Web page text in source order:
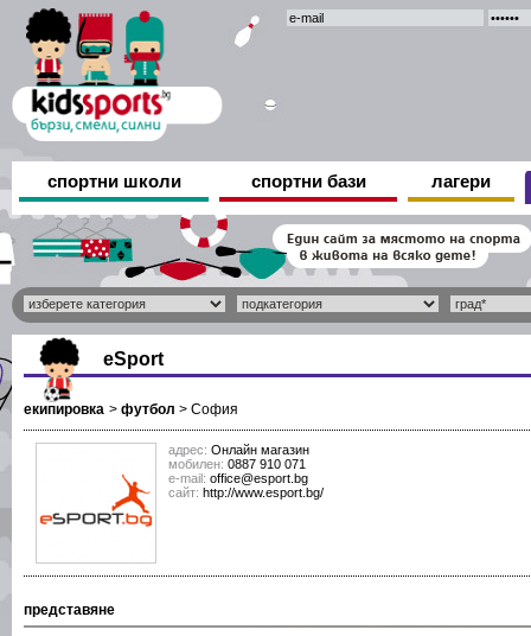
спортни школи спортни бази лагери
eSport
екипировка > футбол > София
адрес: Онлайн магазин
мобилен: 0887 910 071
е-mail: office@esport.bg
сайт: http://www.esport.bg/
представяне